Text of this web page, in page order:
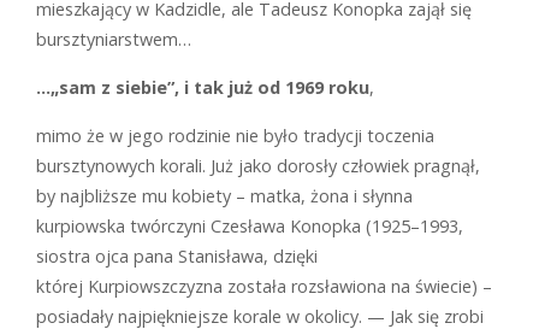
mieszkający w Kadzidle, ale Tadeusz Konopka zajął się
bursztyniarstwem…
…„sam z siebie”, i tak już od 1969 roku,
mimo że w jego rodzinie nie było tradycji toczenia
bursztynowych korali. Już jako dorosły człowiek pragnął,
by najbliższe mu kobiety – matka, żona i słynna
kurpiowska twórczyni Czesława Konopka (1925–1993,
siostra ojca pana Stanisława, dzięki
której Kurpiowszczyzna została rozsławiona na świecie) –
posiadały najpiękniejsze korale w okolicy. — Jak się zrobi